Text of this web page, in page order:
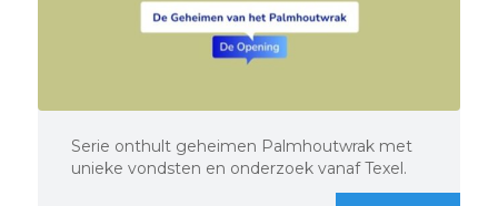
Serie onthult geheimen Palmhoutwrak met
unieke vondsten en onderzoek vanaf Texel.